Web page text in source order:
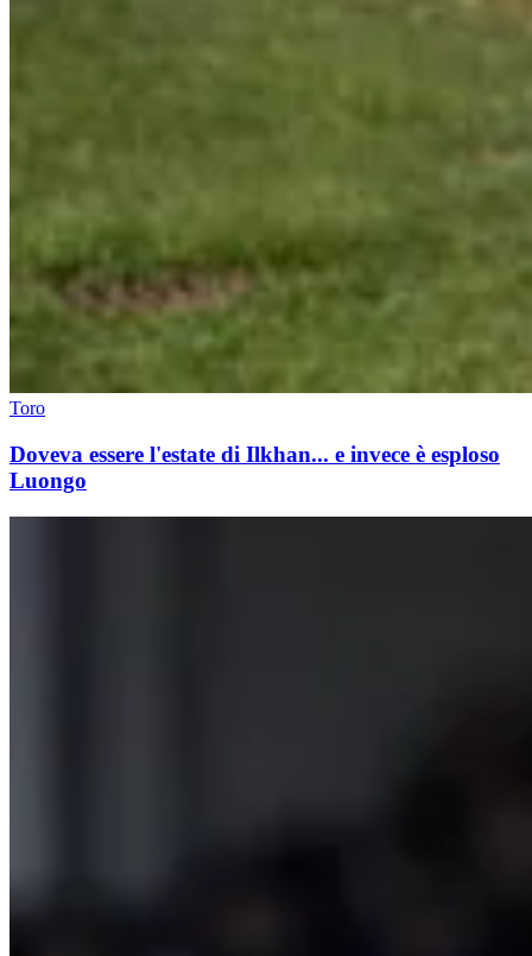
Toro
Doveva essere l'estate di Ilkhan... e invece è esploso
Luongo